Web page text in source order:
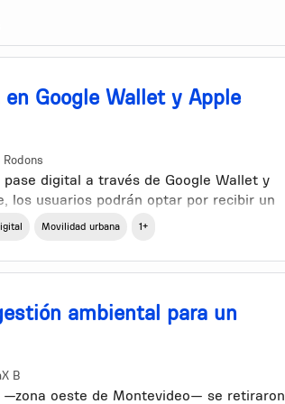
Google Wallet y Apple
digital a través de Google Wallet y
los usuarios podrán optar por recibir un
por correo electrónico o SMS para
quienes lo prefieran, garantizando
nuevas terminales, asegurando la
Movilidad urbana 1+
ambiental para un
B
—zona oeste de Montevideo— se retiraron